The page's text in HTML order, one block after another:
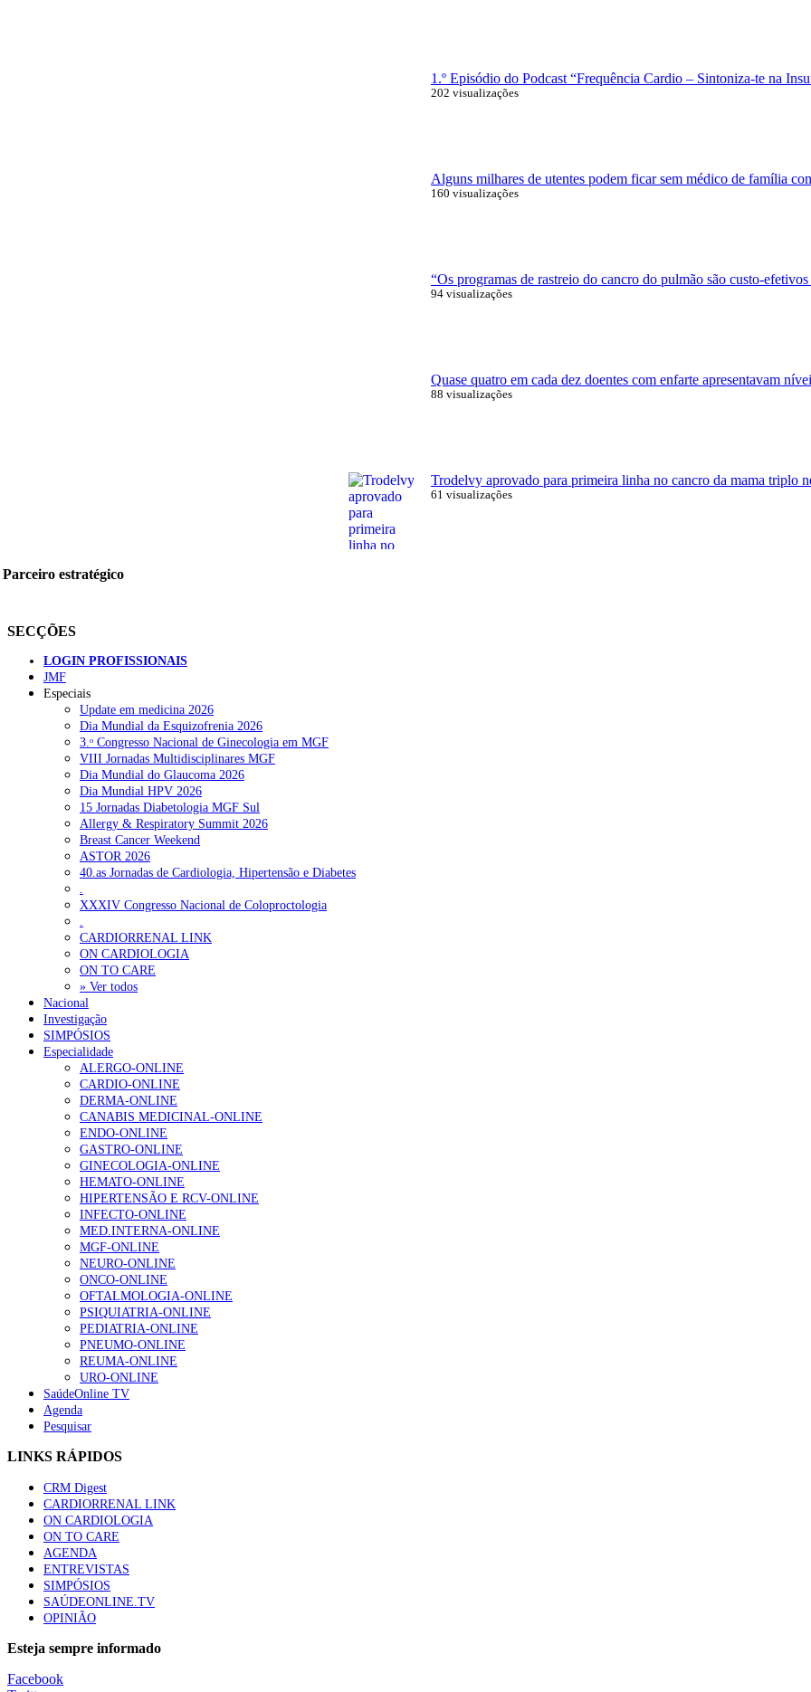
1.º Episódio do Podcast “Frequência Cardio – Sintoniza-te na
202 visualizações
Alguns milhares de utentes podem ficar sem médico de família
160 visualizações
“Os programas de rastreio do cancro do pulmão são custo-
94 visualizações
Quase quatro em cada dez doentes com enfarte apresentavam
88 visualizações
Trodelvy aprovado para primeira linha no cancro da mama triplo
61 visualizações
Parceiro estratégico
SECÇÕES
LOGIN PROFISSIONAIS
JMF
Especiais
Update em medicina 2026
Dia Mundial da Esquizofrenia 2026
3.ᵒ Congresso Nacional de Ginecologia em MGF
VIII Jornadas Multidisciplinares MGF
Dia Mundial do Glaucoma 2026
Dia Mundial HPV 2026
15 Jornadas Diabetologia MGF Sul
Allergy & Respiratory Summit 2026
Breast Cancer Weekend
ASTOR 2026
40.as Jornadas de Cardiologia, Hipertensão e Diabetes
XXXIV Congresso Nacional de Coloproctologia
CARDIORRENAL LINK
ON CARDIOLOGIA
ON TO CARE
» Ver todos
Nacional
Investigação
SIMPÓSIOS
Especialidade
ALERGO-ONLINE
CARDIO-ONLINE
DERMA-ONLINE
CANABIS MEDICINAL-ONLINE
ENDO-ONLINE
GASTRO-ONLINE
GINECOLOGIA-ONLINE
HEMATO-ONLINE
HIPERTENSÃO E RCV-ONLINE
INFECTO-ONLINE
MED.INTERNA-ONLINE
MGF-ONLINE
NEURO-ONLINE
ONCO-ONLINE
OFTALMOLOGIA-ONLINE
PSIQUIATRIA-ONLINE
PEDIATRIA-ONLINE
PNEUMO-ONLINE
REUMA-ONLINE
URO-ONLINE
SaúdeOnline TV
Agenda
Pesquisar
LINKS RÁPIDOS
CRM Digest
CARDIORRENAL LINK
ON CARDIOLOGIA
ON TO CARE
AGENDA
ENTREVISTAS
SIMPÓSIOS
SAÚDEONLINE.TV
OPINIÃO
Esteja sempre informado
Facebook